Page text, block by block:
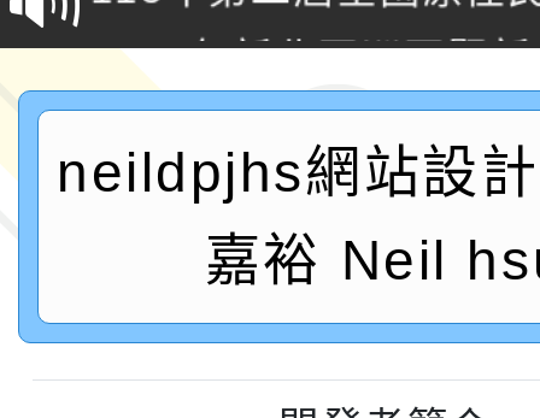
桃「我的減碳存摺2.0
案，詳如說明，請參閱
2026年新北亞洲盃暨
鐵人三項錦標賽
桃園市115學年度學生
「2026年『王牌愛／
運動系列徵選頒獎典禮
2026城鎮韌性防空演習
桃園市大溪自造教育及
年八月份教師研習
國立成功大學辦理「台
neildpjhs網站設
嘉裕 Neil